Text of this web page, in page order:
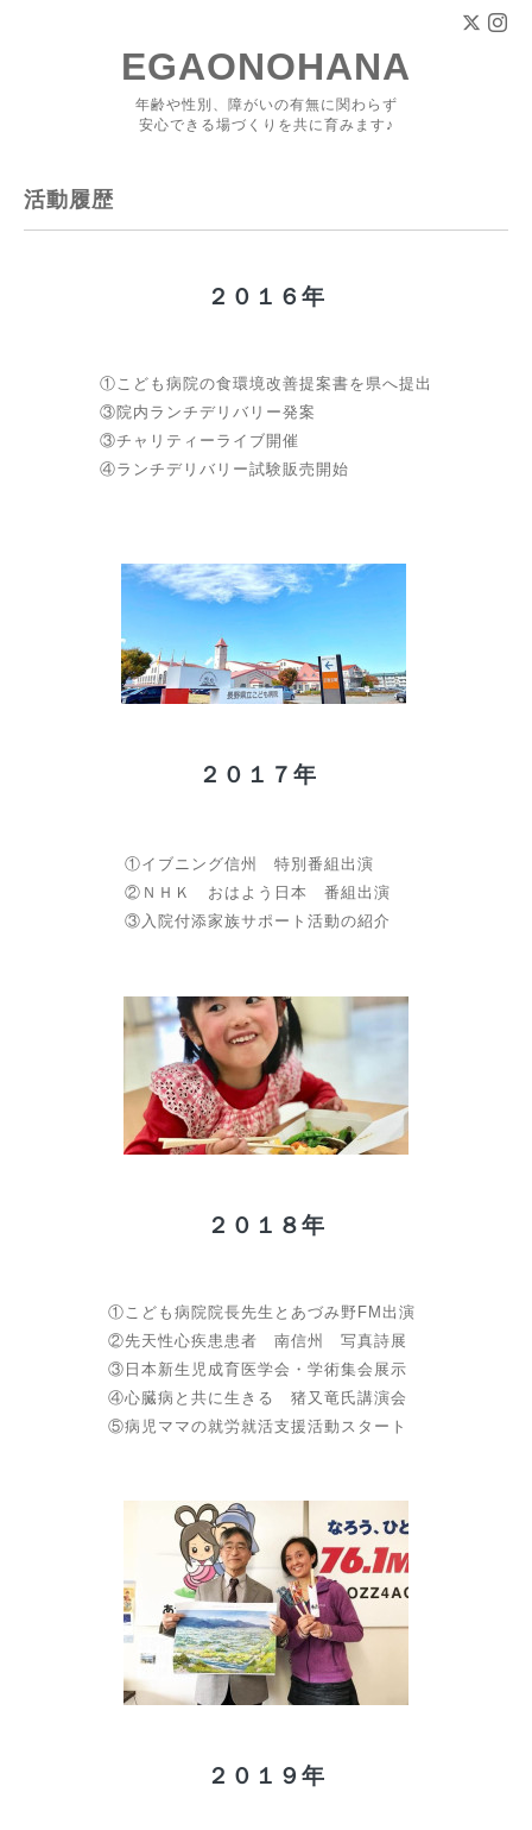
EGAONOHANA
年齢や性別、障がいの有無に関わらず
安心できる場づくりを共に育みます♪
活動履歴
２０１６年
①こども病院の食環境改善提案書を県へ提出
③院内ランチデリバリー発案
③チャリティーライブ開催
④ランチデリバリー試験販売開始
２０１７年
①イブニング信州 特別番組出演
②ＮＨＫ おはよう日本 番組出演
③入院付添家族サポート活動の紹介
２０１８年
①こども病院院長先生とあづみ野FM出演
②先天性心疾患患者 南信州 写真詩展
③日本新生児成育医学会・学術集会展示
④心臓病と共に生きる 猪又竜氏講演会
⑤病児ママの就労就活支援活動スタート
２０１９年